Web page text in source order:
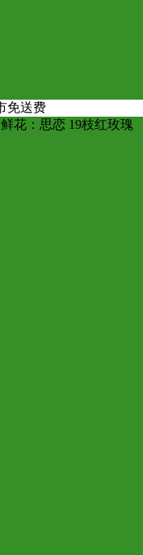
鲜花：思恋 19枝红玫瑰